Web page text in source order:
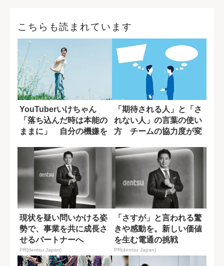
こちらも読まれています
YouTuberいけちゃん
「落ち込んだ時は本能の
ままに」 自分の機嫌を
「期待される人」と「さ
れない人」の言葉の使い
方 チームの協力度が変
現状を疑い問いかける姿
勢で、事業を共に成長さ
せるパートナーへ
PR(dentsu Japan)
「さすが」と言われる驚
きや感動を。新しい価値
を生む電通の挑戦
PR(dentsu Japan)